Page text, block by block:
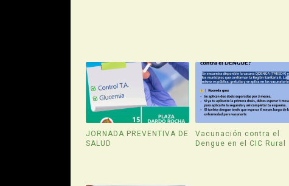
JORNADA PREVENTIVA DE
SALUD
Vacunación contra el
Dengue en el CIC Rural